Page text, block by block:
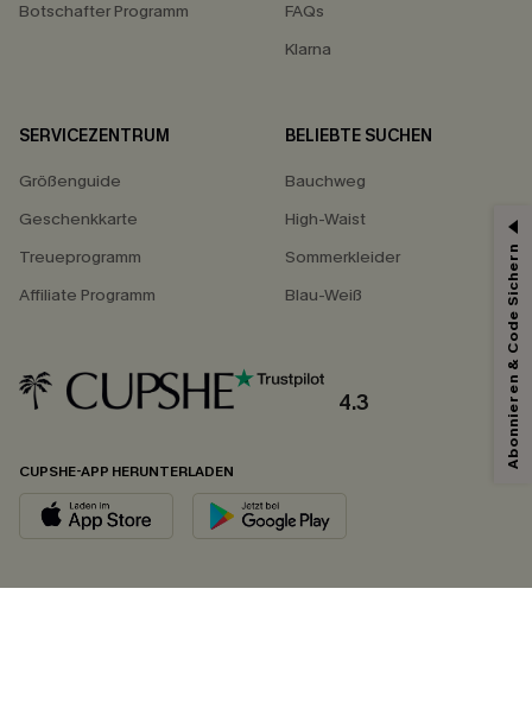
Botschafter Programm
FAQs
Klarna
SERVICEZENTRUM
Größenguide
Geschenkkarte
Treueprogramm
Affiliate Programm
BELIEBTE SUCHEN
Bauchweg
High-Waist
Sommerkleider
Blau-Weiß
4.3
CUPSHE-APP HERUNTERLADEN
Abonnieren & Code Sichern